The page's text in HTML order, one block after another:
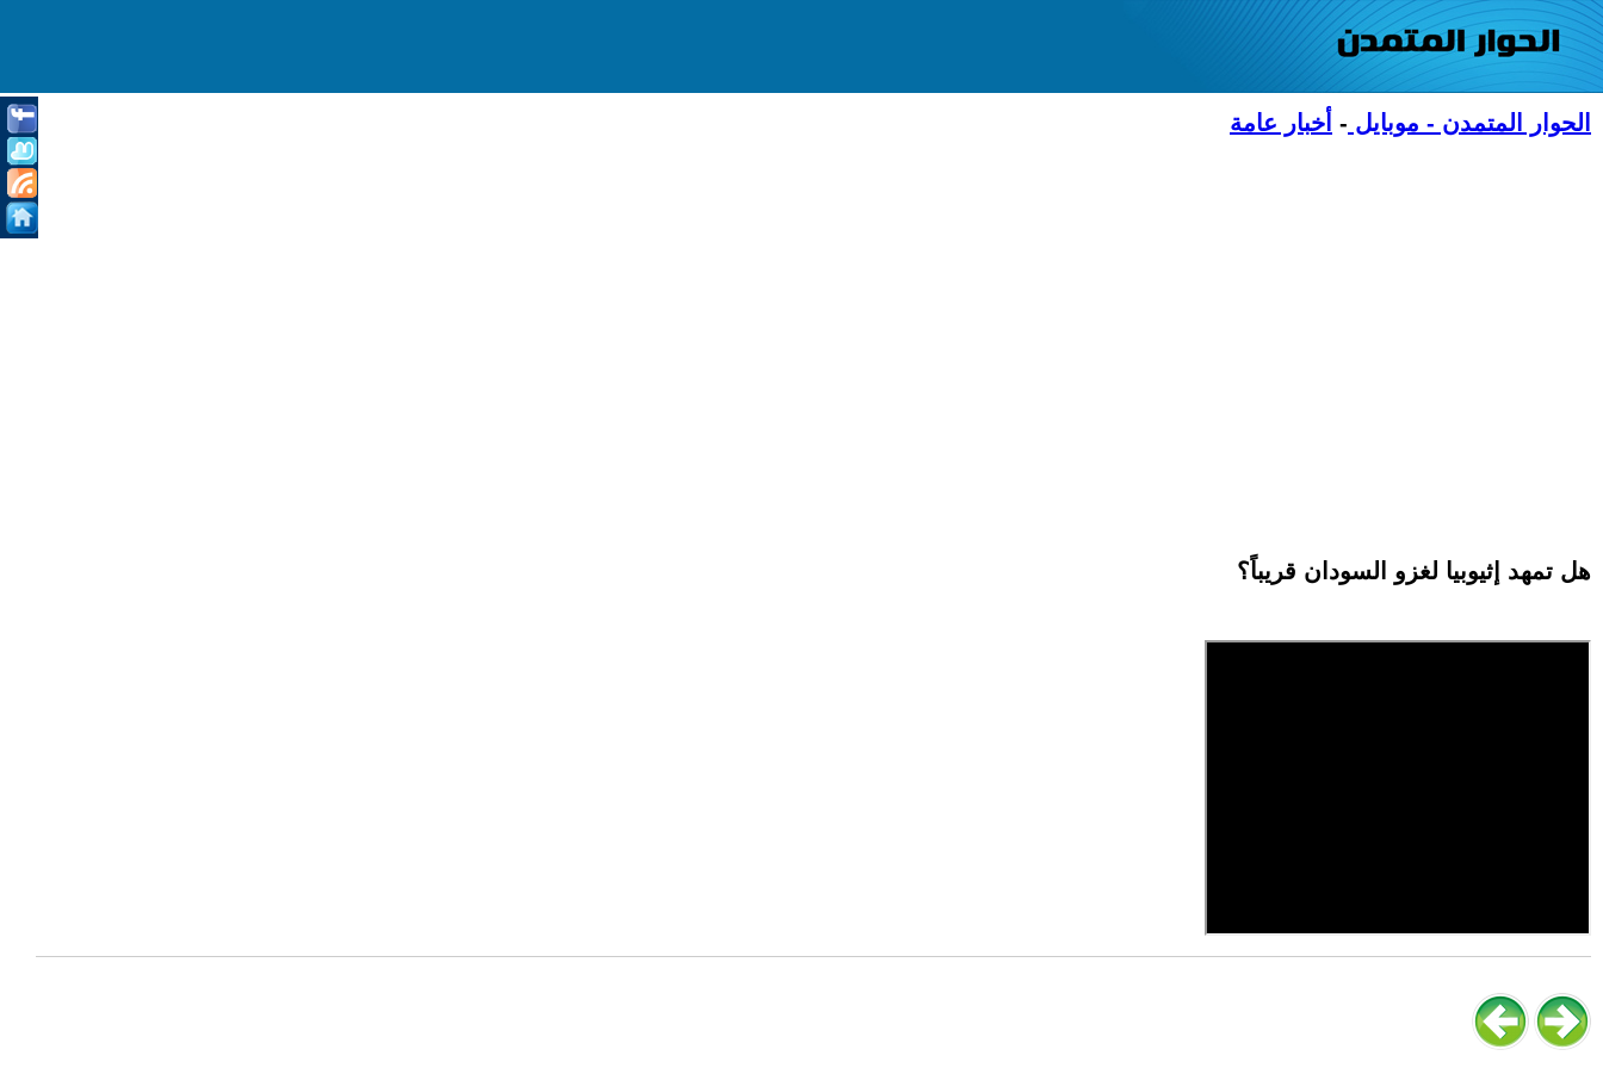
الحوار المتمدن - موبايل - أخبار عامة
هل تمهد إثيوبيا لغزو السودان قريباً؟